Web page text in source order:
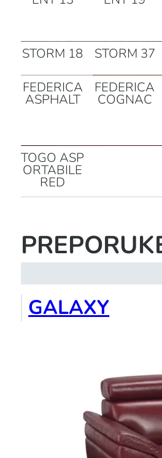
STORM 18 STORM 37
FEDERICA
ASPHALT
FEDERICA
COGNAC
TOGO ASP
ORTABILE
RED
GALAXY